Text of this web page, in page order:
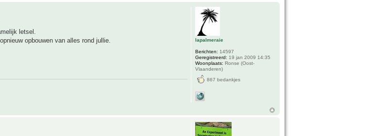
letsel.
opbouwen van alles rond jullie.
lapalmeraie
Berichten: 14597
Geregistreerd: 19 jan 2009 14:35
Woonplaats: Ronse (Oost-
Vlaanderen)
867 bedankjes